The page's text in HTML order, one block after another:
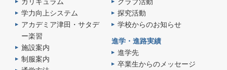
学力向上システム
アカデミア津田・サタデ
ー楽習
施設案内
制服案内
探究活動
学校からのお知らせ
進学・進路実績
進学先
卒業生からのメッセージ